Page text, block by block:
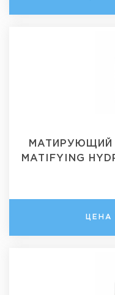
MATIFYING
ЦЕНА